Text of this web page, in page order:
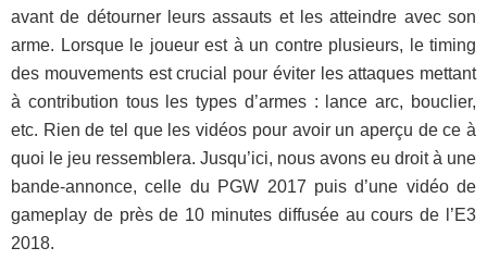
avant de détourner leurs assauts et les atteindre avec son
arme. Lorsque le joueur est à un contre plusieurs, le timing
des mouvements est crucial pour éviter les attaques mettant
à contribution tous les types d’armes : lance arc, bouclier,
etc. Rien de tel que les vidéos pour avoir un aperçu de ce à
quoi le jeu ressemblera. Jusqu’ici, nous avons eu droit à une
bande-annonce, celle du PGW 2017 puis d’une vidéo de
gameplay de près de 10 minutes diffusée au cours de l’E3
2018.